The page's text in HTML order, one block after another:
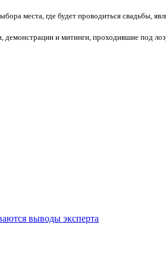
места, где будет проводиться свадьбы,
демонстрации и митинги, проходившие под
выводы эксперта